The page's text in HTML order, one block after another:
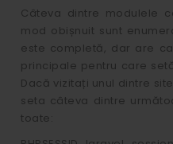
Câteva dintre modulele
mod obișnuit sunt
este completă, dar are
principale pentru care
Dacă vizitați unul dintre
seta câteva dintre
toate: